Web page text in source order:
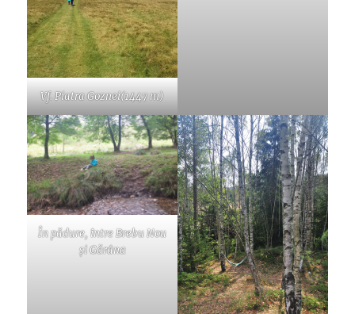
Vf. Piatra Goznei(1447 m)
În pădure, între Brebu Nou
și Gărâna